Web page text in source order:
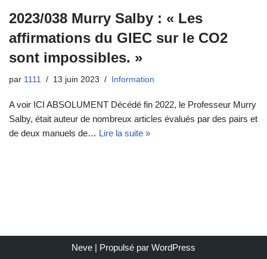
2023/038 Murry Salby : « Les
affirmations du GIEC sur le CO2
sont impossibles. »
par 1111 13 juin 2023 Information
A voir ICI ABSOLUMENT Décédé fin 2022, le Professeur Murry
Salby, était auteur de nombreux articles évalués par des pairs et
de deux manuels de… Lire la suite »
Neve | Propulsé par WordPress